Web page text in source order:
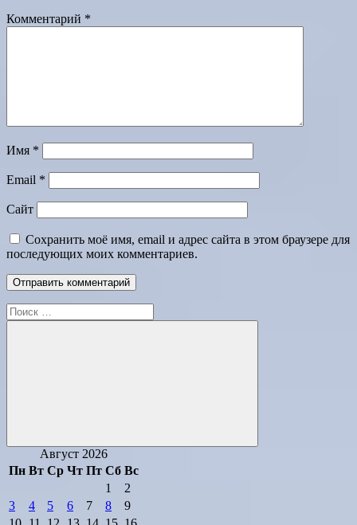
Комментарий *
Имя *
Email *
Сайт
Сохранить моё имя, email и адрес сайта в этом браузере для
последующих моих комментариев.
Поиск
для:
Поиск
Август 2026
Пн Вт Ср Чт Пт Сб Вс
1
2
3
4 5 6 7 8
9